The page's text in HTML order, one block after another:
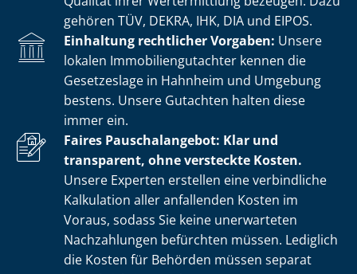
gehören TÜV, DEKRA, IHK, DIA und EIPOS.
Einhaltung rechtlicher Vorgaben: Unsere
lokalen Im­mo­bi­li­en­gut­ach­ter kennen die
Gesetzeslage in Hahnheim und Umgebung
bestens. Unsere Gutachten halten diese
immer ein.
Faires Pauschalangebot: Klar und
transparent, ohne versteckte Kosten.
Unsere Experten erstellen eine verbindliche
Kalkulation aller anfallenden Kosten im
Voraus, sodass Sie keine unerwarteten
Nachzahlungen befürchten müssen. Lediglich
die Kosten für Behörden müssen separat